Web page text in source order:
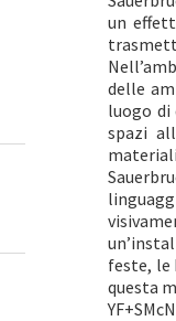
un
delle
luogo di
spazi
feste, le
questa
YF+SMcN